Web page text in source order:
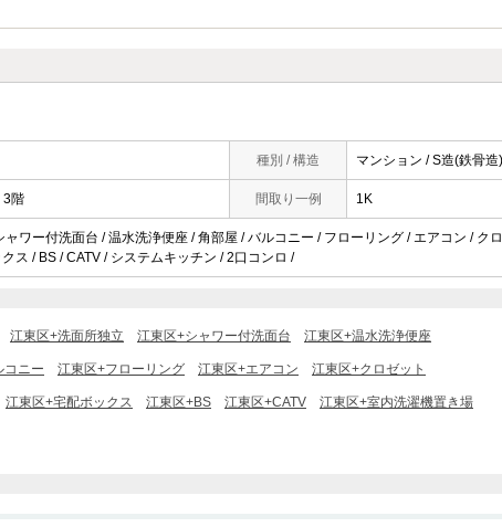
種別 / 構造 マンション / S造(鉄骨造)
3階 間取り一例 1K
ワー付洗面台 / 温水洗浄便座 / 角部屋 / バルコニー / フローリング / エアコン / ク
ス / BS / CATV / システムキッチン / 2口コンロ /
江東区+洗面所独立 江東区+シャワー付洗面台 江東区+温水洗浄便座
コニー 江東区+フローリング 江東区+エアコン 江東区+クロゼット
江東区+宅配ボックス 江東区+BS 江東区+CATV 江東区+室内洗濯機置き場